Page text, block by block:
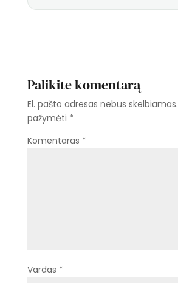
Palikite komentarą
El. pašto adresas nebus skelbiamas.
pažymėti *
Komentaras *
Vardas *